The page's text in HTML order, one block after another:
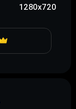
1280x720